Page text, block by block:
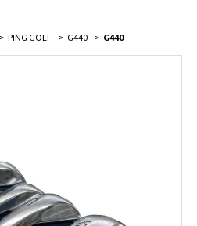
> PING GOLF > G440 > G440